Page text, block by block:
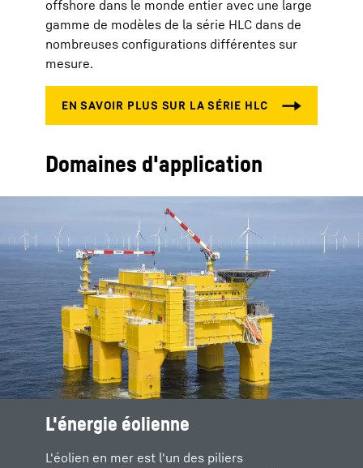
offshore dans le monde entier avec une large
gamme de modèles de la série HLC dans de
nombreuses configurations différentes sur
mesure.
Domaines d'application
L'énergie éolienne
L'éolien en mer est l'un des piliers
Pétrole et gaz
Les grues offshore Liebherr sont utilisées
Mer profonde
La mise en place de systèmes d'extraction de
Charge lourde
Le déploiement de charges lourdes, telles que
Déclassement
Dans le cadre de l'abandon progressif des